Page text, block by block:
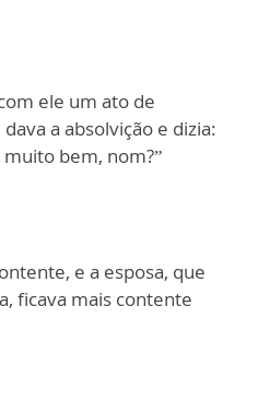
ele um ato de
a absolvição e dizia:
bem, nom?”
e a esposa, que
ficava mais contente